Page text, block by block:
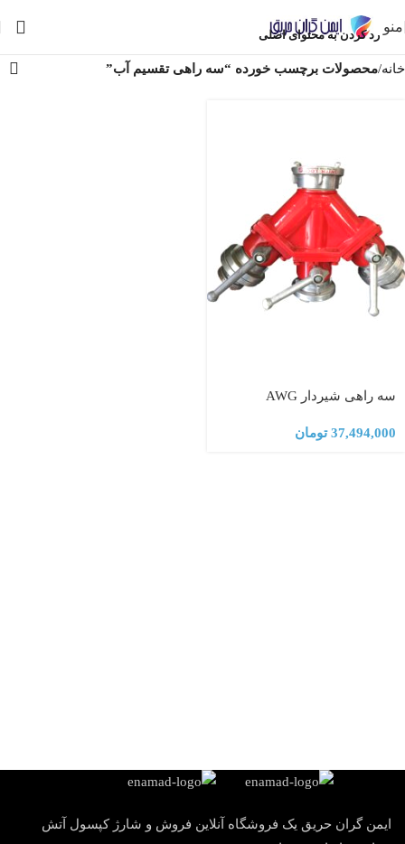
رد کردن به محتوای اصلی
منو
خانه/محصولات برچسب خورده “سه راهی تقسیم آب”
سه راهی شیردار AWG
37,494,000 تومان
ایمن گران حریق یک فروشگاه آنلاین فروش و شارژ کپسول آتش